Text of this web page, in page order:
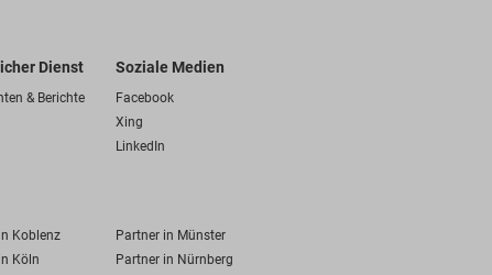
Dienst
& Berichte
Soziale Medien
Facebook
Xing
LinkedIn
Koblenz
Partner in Münster
Köln Partner in Nürnberg